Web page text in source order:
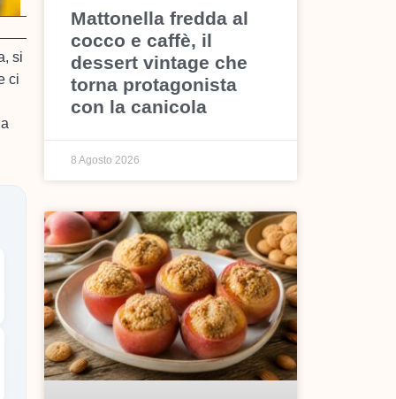
Mattonella fredda al
cocco e caffè, il
dessert vintage che
torna protagonista
con la canicola
8 Agosto 2026
si
ci